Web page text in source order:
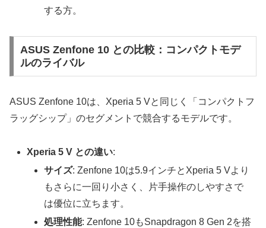
する方。
ASUS Zenfone 10 との比較：コンパクトモデ
ルのライバル
ASUS Zenfone 10は、Xperia 5 Vと同じく「コンパクトフ
ラッグシップ」のセグメントで競合するモデルです。
Xperia 5 V との違い:
サイズ: Zenfone 10は5.9インチとXperia 5 Vより
もさらに一回り小さく、片手操作のしやすさで
は優位に立ちます。
処理性能: Zenfone 10もSnapdragon 8 Gen 2を搭